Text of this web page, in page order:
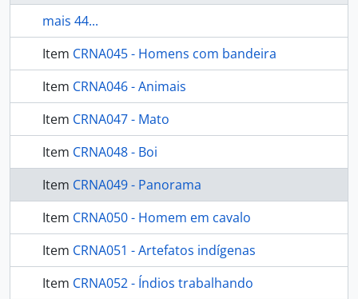
mais 44...
Item CRNA045 - Homens com bandeira
Item CRNA046 - Animais
Item CRNA047 - Mato
Item CRNA048 - Boi
Item CRNA049 - Panorama
Item CRNA050 - Homem em cavalo
Item CRNA051 - Artefatos indígenas
Item CRNA052 - Índios trabalhando